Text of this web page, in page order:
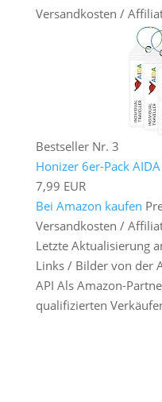
Versandkosten /
Bestseller Nr. 3
Honizer 6er-Pack
7,99 EUR
Bei Amazon kaufen
Versandkosten /
Letzte Aktualisierung
Links / Bilder von der
API Als Amazon-
qualifizierten